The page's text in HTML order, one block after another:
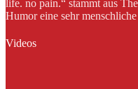
life. no pain.“ stammt aus
Humor eine sehr
Videos